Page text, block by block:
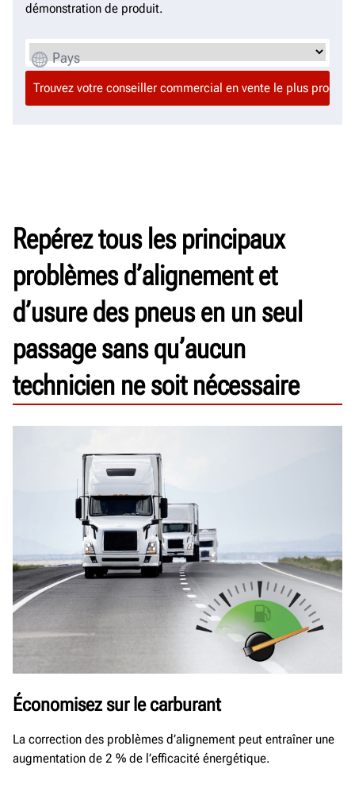
démonstration de produit.
Pays
Repérez tous les principaux
problèmes d’alignement et
d’usure des pneus en un seul
passage sans qu’aucun
technicien ne soit nécessaire
Économisez sur le carburant
La correction des problèmes d’alignement peut entraîner une
augmentation de 2 % de l’efficacité énergétique.